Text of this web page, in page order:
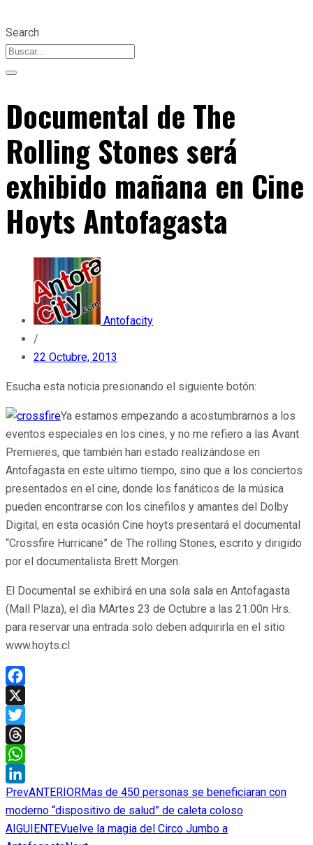
Search
Documental de The
Rolling Stones será
exhibido mañana en Cine
Hoyts Antofagasta
Antofacity
/
22 Octubre, 2013
Esucha esta noticia presionando el siguiente botón:
Ya estamos empezando a acostumbrarnos a los
eventos especiales en los cines, y no me refiero a las Avant
Premieres, que también han estado realizándose en
Antofagasta en este ultimo tiempo, sino que a los conciertos
presentados en el cine, donde los fanáticos de la música
pueden encontrarse con los cinefilos y amantes del Dolby
Digital, en esta ocasión Cine hoyts presentará el documental
“Crossfire Hurricane” de The rolling Stones, escrito y dirigido
por el documentalista Brett Morgen.
El Documental se exhibirá en una sola sala en Antofagasta
(Mall Plaza), el dìa MArtes 23 de Octubre a las 21:00n Hrs.
para reservar una entrada solo deben adquirirla en el sitio
www.hoyts.cl
Facebook
X
Twitter
Threads
WhatsApp
LinkedIn
PrevANTERIORMas de 450 personas se beneficiaran con
moderno “dispositivo de salud” de caleta coloso
AIGUIENTEVuelve la magia del Circo Jumbo a